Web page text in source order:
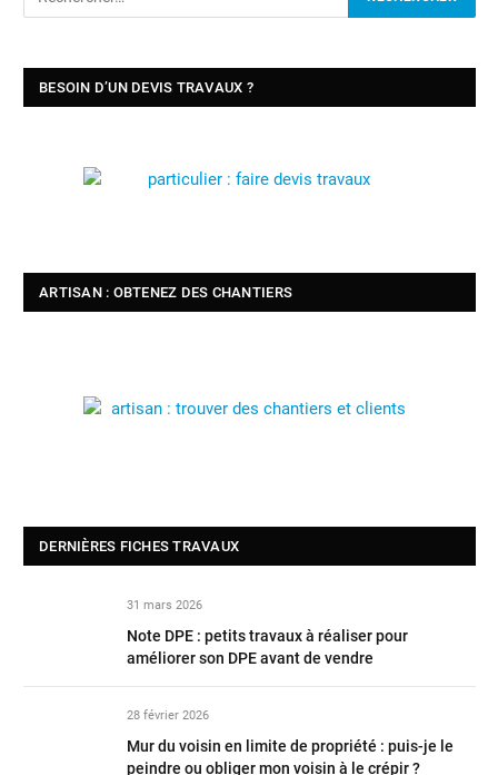
BESOIN D’UN DEVIS TRAVAUX ?
ARTISAN : OBTENEZ DES CHANTIERS
DERNIÈRES FICHES TRAVAUX
31 mars 2026
Note DPE : petits travaux à réaliser pour
améliorer son DPE avant de vendre
28 février 2026
Mur du voisin en limite de propriété : puis-je le
peindre ou obliger mon voisin à le crépir ?